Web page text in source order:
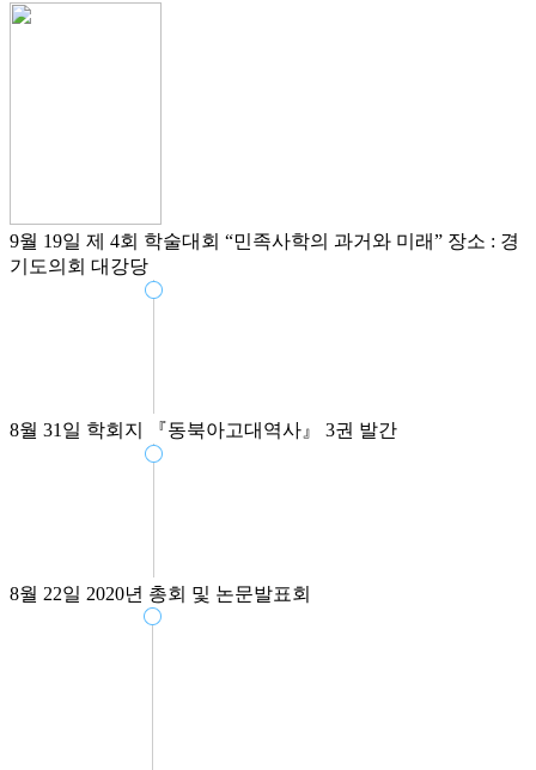
9월 19일 제 4회 학술대회 “민족사학의 과거와 미래” 장소 : 경
기도의회 대강당
8월 31일 학회지 『동북아고대역사』 3권 발간
8월 22일 2020년 총회 및 논문발표회